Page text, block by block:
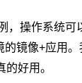
，操作系统可
的镜像+应用
的好用。